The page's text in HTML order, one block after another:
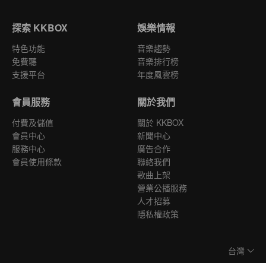
探索 KKBOX
特色功能
免費聽
支援平台
娛樂情報
音樂趨勢
音樂排行榜
年度風雲榜
會員服務
付費及儲值
會員中心
服務中心
會員使用條款
關於我們
關於 KKBOX
新聞中心
廣告合作
聯絡我們
歌曲上架
營業公播服務
人才招募
隱私權政策
台灣